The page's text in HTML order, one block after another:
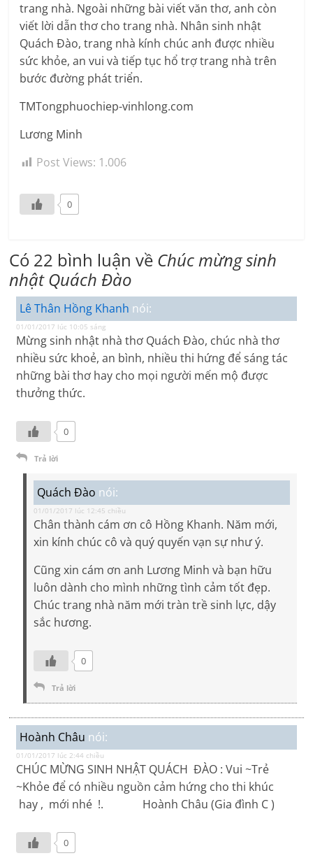
trang nhà. Ngoài những bài viết văn thơ, anh còn
viết lời dẫn thơ cho trang nhà. Nhân sinh nhật
Quách Đào, trang nhà kính chúc anh được nhiều
sức khỏe, an vui và tiếp tục hổ trợ trang nhà trên
bước đường phát triển.
TMTongphuochiep-vinhlong.com
Lương Minh
Post Views: 1.006
0
Có 22 bình luận về Chúc mừng sinh
nhật Quách Đào
Lê Thân Hồng Khanh nói:
01/01/2017 lúc 10:05 sáng
Mừng sinh nhật nhà thơ Quách Đào, chúc nhà thơ
nhiều sức khoẻ, an bình, nhiều thi hứng để sáng tác
những bài thơ hay cho mọi người mến mộ được
thưởng thức.
0
Trả lời
Quách Đào nói:
01/01/2017 lúc 12:45 chiều
Chân thành cám ơn cô Hồng Khanh. Năm mới,
xin kính chúc cô và quý quyến vạn sự như ý.
Cũng xin cám ơn anh Lương Minh và bạn hữu
luôn dành cho mình những tình cảm tốt đẹp.
Chúc trang nhà năm mới tràn trề sinh lực, dậy
sắc hương.
0
Trả lời
Hoành Châu nói:
01/01/2017 lúc 2:44 chiều
CHÚC MỪNG SINH NHẬT QUÁCH ĐÀO : Vui ~Trẻ
~Khỏe để có nhiều nguồn cảm hứng cho thi khúc
hay , mới nhé !. Hoành Châu (Gia đình C )
0